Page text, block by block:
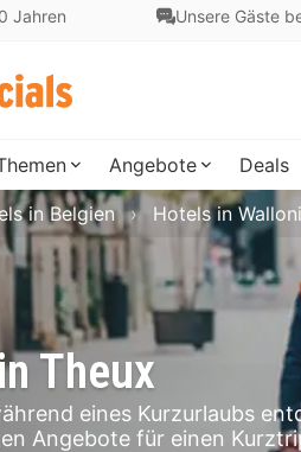
Jahren Unsere Gäste
Angebote Deals
Theux
eines Kurzurlaubs
Angebote für einen
in Belgien Hotels in